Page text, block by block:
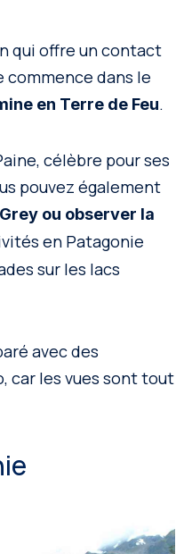
qui offre un contact
commence dans le
en Terre de Feu.
célèbre pour ses
pouvez également
ou observer la
en Patagonie
sur les lacs
avec des
car les vues sont tout